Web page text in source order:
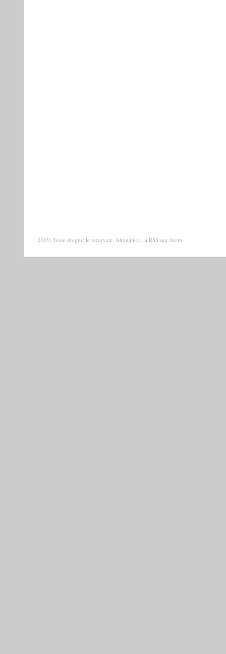
2009. Toate drepturile rezervate. Abonati-va la RSS sau Atom